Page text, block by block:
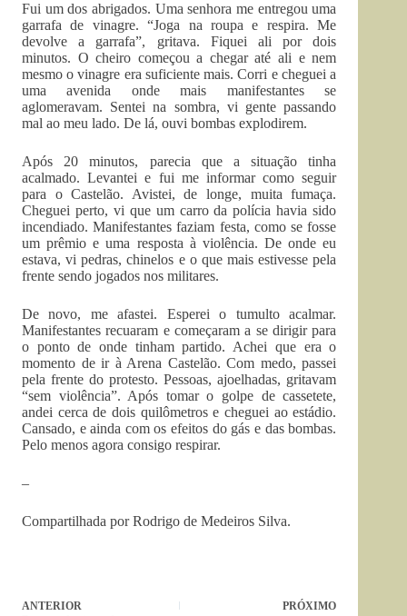
Fui um dos abrigados. Uma senhora me entregou uma
garrafa de vinagre. “Joga na roupa e respira. Me
devolve a garrafa”, gritava. Fiquei ali por dois
minutos. O cheiro começou a chegar até ali e nem
mesmo o vinagre era suficiente mais. Corri e cheguei a
uma avenida onde mais manifestantes se
aglomeravam. Sentei na sombra, vi gente passando
mal ao meu lado. De lá, ouvi bombas explodirem.
Após 20 minutos, parecia que a situação tinha
acalmado. Levantei e fui me informar como seguir
para o Castelão. Avistei, de longe, muita fumaça.
Cheguei perto, vi que um carro da polícia havia sido
incendiado. Manifestantes faziam festa, como se fosse
um prêmio e uma resposta à violência. De onde eu
estava, vi pedras, chinelos e o que mais estivesse pela
frente sendo jogados nos militares.
De novo, me afastei. Esperei o tumulto acalmar.
Manifestantes recuaram e começaram a se dirigir para
o ponto de onde tinham partido. Achei que era o
momento de ir à Arena Castelão. Com medo, passei
pela frente do protesto. Pessoas, ajoelhadas, gritavam
“sem violência”. Após tomar o golpe de cassetete,
andei cerca de dois quilômetros e cheguei ao estádio.
Cansado, e ainda com os efeitos do gás e das bombas.
Pelo menos agora consigo respirar.
–
Compartilhada por Rodrigo de Medeiros Silva.
ANTERIOR PRÓXIMO